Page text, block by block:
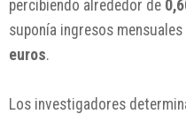
percibiendo alrededor de
suponía ingresos
euros.
Los investigadores